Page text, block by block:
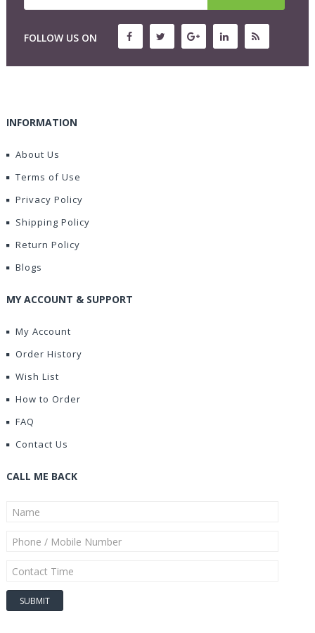
FOLLOW US ON
INFORMATION
About Us
Terms of Use
Privacy Policy
Shipping Policy
Return Policy
Blogs
MY ACCOUNT & SUPPORT
My Account
Order History
Wish List
How to Order
FAQ
Contact Us
CALL ME BACK